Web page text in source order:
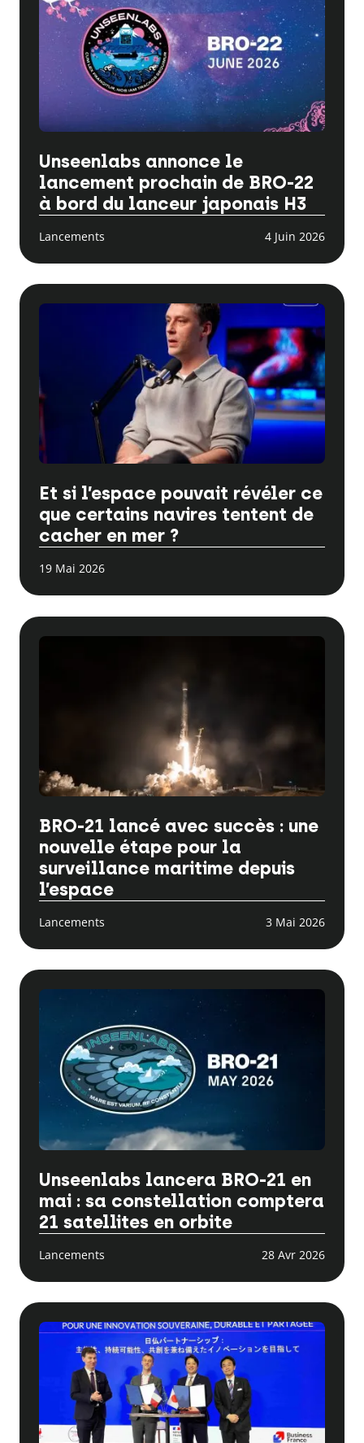
Unseenlabs annonce le
lancement prochain de BRO-22
à bord du lanceur japonais H3
Lancements 4 Juin 2026
Et si l’espace pouvait révéler ce
que certains navires tentent de
cacher en mer ?
19 Mai 2026
BRO-21 lancé avec succès : une
nouvelle étape pour la
surveillance maritime depuis
l’espace
Lancements 3 Mai 2026
Unseenlabs lancera BRO-21 en
mai : sa constellation comptera
21 satellites en orbite
Lancements 28 Avr 2026